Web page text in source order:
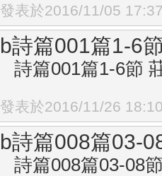
發表於2016/11/05
b詩篇001篇1-6
詩篇001篇1-6節
發表於2016/11/26
b詩篇008篇03-
詩篇008篇03-08